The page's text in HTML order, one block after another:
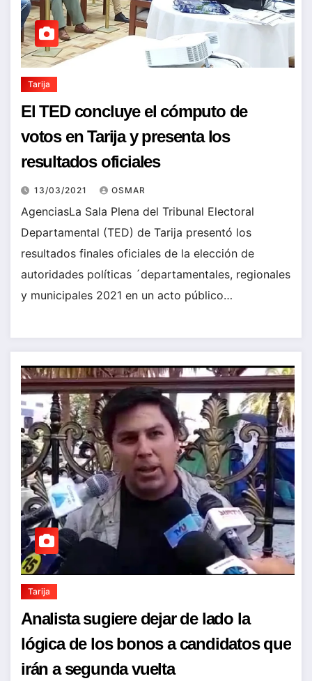
Tarija
El TED concluye el cómputo de
votos en Tarija y presenta los
resultados oficiales
13/03/2021 OSMAR
AgenciasLa Sala Plena del Tribunal Electoral
Departamental (TED) de Tarija presentó los
resultados finales oficiales de la elección de
autoridades políticas ´departamentales, regionales
y municipales 2021 en un acto público…
Tarija
Analista sugiere dejar de lado la
lógica de los bonos a candidatos que
irán a segunda vuelta